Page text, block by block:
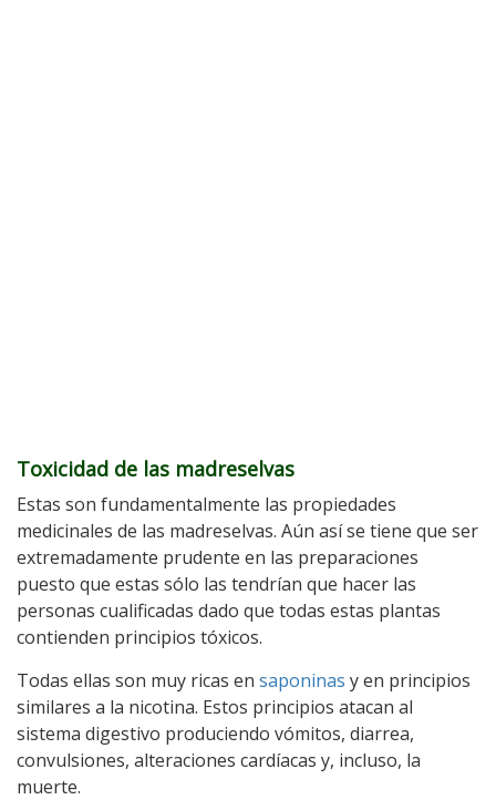
Toxicidad de las madreselvas
Estas son fundamentalmente las propiedades
medicinales de las madreselvas. Aún así se tiene que ser
extremadamente prudente en las preparaciones
puesto que estas sólo las tendrían que hacer las
personas cualificadas dado que todas estas plantas
contienden principios tóxicos.
Todas ellas son muy ricas en saponinas y en principios
similares a la nicotina. Estos principios atacan al
sistema digestivo produciendo vómitos, diarrea,
convulsiones, alteraciones cardíacas y, incluso, la
muerte.